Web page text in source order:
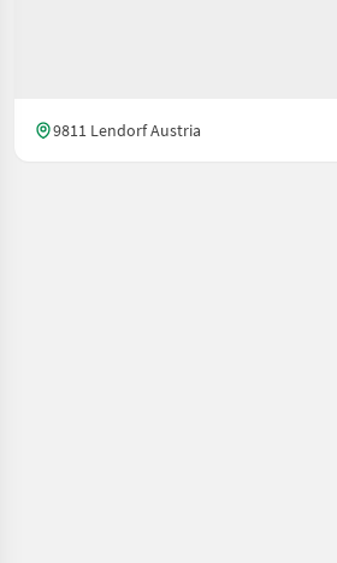
9811 Lendorf Austria